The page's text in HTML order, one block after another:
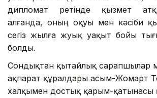
дипломат ретінде қызмет
алғанда, оның оқуы мен кәсіби
сегіз жылға жуық уақыт бойы
болды.
Сондықтан қытайлық сарапшылар
ақпарат құралдары Қасым-Жомарт
халқымен достық қарым-қатынасы